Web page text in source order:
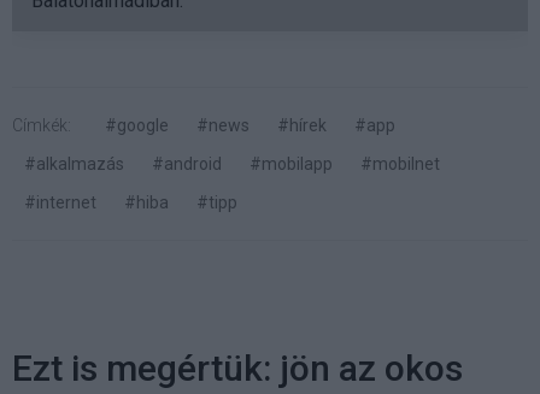
Címkék: #google #news #hírek
#app
#alkalmazás
#android #mobilapp
#mobilnet
#internet
#hiba #tipp
Ezt is megértük: jön az okos